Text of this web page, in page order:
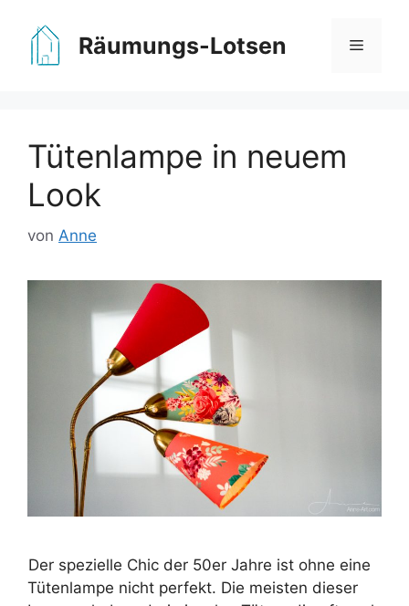
Inhalt
springen
Räumungs-Lotsen Menü
Tütenlampe in neuem
Look
von Anne
Der spezielle Chic der 50er Jahre ist ohne eine
Tütenlampe nicht perfekt. Die meisten dieser